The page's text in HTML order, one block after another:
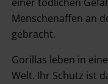
Menschenaffen an
gebracht.
Gorillas leben in
Welt. Ihr Schutz ist